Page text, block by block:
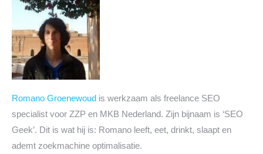
Romano Groenewoud is werkzaam als freelance SEO
specialist voor ZZP en MKB Nederland. Zijn bijnaam is ‘SEO
Geek’. Dit is wat hij is: Romano leeft, eet, drinkt, slaapt en
ademt zoekmachine optimalisatie.